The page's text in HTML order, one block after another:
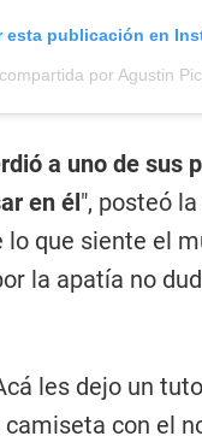
esta publicación en
por Agustin
a uno de sus
en él", posteó
lo que siente el
la apatía no
les dejo un
camiseta con el